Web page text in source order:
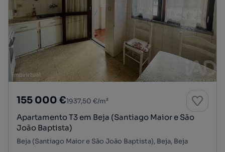
155 000 €1937,50 €/m²
Apartamento T3 em Beja (Santiago Maior e São
João Baptista)
Beja (Santiago Maior e São João Baptista), Beja, Beja